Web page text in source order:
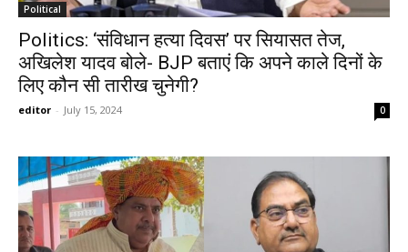
Political
Politics: ‘संविधान हत्या दिवस’ पर सियासत तेज,
अखिलेश यादव बोले- BJP बताएं कि अपने काले दिनों के
लिए कौन सी तारीख चुनेगी?
editor - July 15, 2024 0